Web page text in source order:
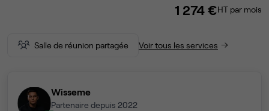
1 274 €HT par mois
Salle de réunion partagée Voir tous les services
Wisseme
Partenaire depuis 2022